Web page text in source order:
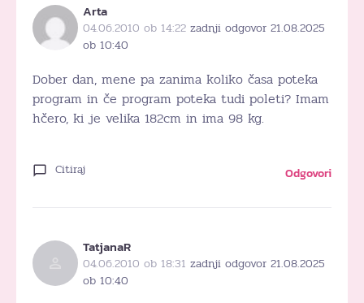
Arta
04.06.2010 ob 14:22 zadnji odgovor 21.08.2025
ob 10:40
Dober dan, mene pa zanima koliko časa poteka
program in če program poteka tudi poleti? Imam
hčero, ki je velika 182cm in ima 98 kg.
Citiraj Odgovori
TatjanaR
04.06.2010 ob 18:31 zadnji odgovor 21.08.2025
ob 10:40